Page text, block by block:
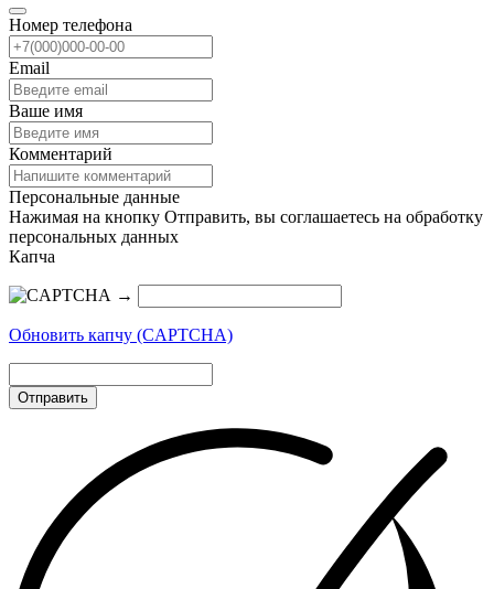
Номер телефона
Email
Ваше имя
Комментарий
Персональные данные
Нажимая на кнопку Отправить, вы соглашаетесь на обработку
персональных данных
Капча
→
Обновить капчу (CAPTCHA)
Отправить